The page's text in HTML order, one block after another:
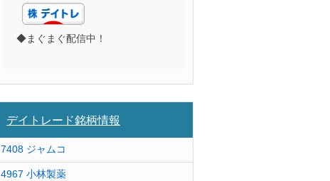
◆まぐまぐ配信中！
デイトレード銘柄情報
7408 ジャムコ
4967 小林製薬